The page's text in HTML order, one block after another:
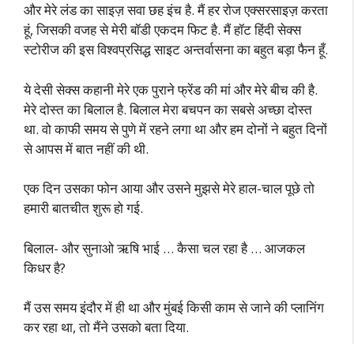
और मेरे लंड का साइज़ सवा छह इंच है. मैं हर रोज एक्सरसाइज़ करता
हूं, जिसकी वजह से मेरी बॉडी एकदम फिट है. मैं हॉट हिंदी सेक्स
स्टोरीज की इस विश्वप्रसिद्ध साइट अन्तर्वासना का बहुत बड़ा फैन हूँ.
ये देसी सेक्स कहानी मेरे एक पुराने फ्रेंड की मां और मेरे बीच की है.
मेरे दोस्त का बिलाल है. बिलाल मेरा बचपन का सबसे अच्छा दोस्त
था. वो काफी समय से पुणे में रहने लगा था और हम दोनों ने बहुत दिनों
से आपस में बात नहीं की थी.
एक दिन उसका फोन आया और उसने मुझसे मेरे हाल-चाल पूछे तो
हमारी बातचीत शुरू हो गई.
बिलाल- और सुनाओ ऋषि भाई … कैसा चल रहा है … आजकल
किधर है?
मैं उस समय इंदौर में ही था और मुंबई किसी काम से जाने की प्लानिंग
कर रहा था, तो मैंने उसको बता दिया.